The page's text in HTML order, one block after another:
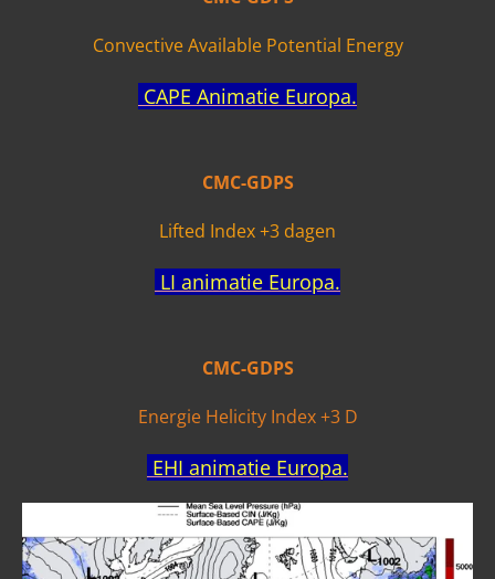
Convective Available Potential Energy
CAPE Animatie Europa.
CMC-GDPS
Lifted Index +3 dagen
LI animatie Europa.
CMC-GDPS
Energie Helicity Index +3 D
EHI animatie Europa.